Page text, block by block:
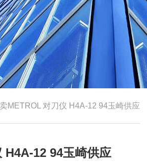
METROL 对刀仪 H4A-12 94玉崎供应
12 94玉崎供应